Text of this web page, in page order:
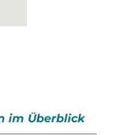
im Überblick